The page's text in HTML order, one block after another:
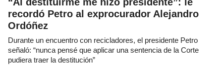
recordó Petro al exprocurador Alejandro
Ordóñez
Durante un encuentro con recicladores, el presidente Petro
señaló: “nunca pensé que aplicar una sentencia de la Corte
pudiera traer la destitución”